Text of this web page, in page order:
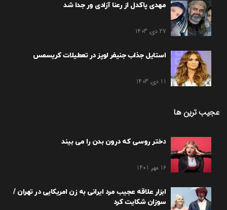
مهدی پاکدل از رعنا آزادی ور جدا شد
27 دی, 1403
استایل جذاب جنیفر لوپز در تعطیلات کریسمس
11 دی, 1403
عجیب ترین ها
دختر روسی که درون بدن را می بیند
16 مهر, 1401
ابزار علاقه عجیب مرد ایرانی به زن امریکایی در تهران /
سوزان شکایت کرد